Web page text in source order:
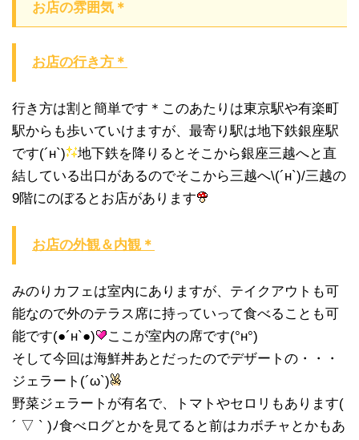
お店の雰囲気＊
お店の行き方＊
行き方は割と簡単です＊このあたりは東京駅や有楽町
駅からも歩いていけますが、最寄り駅は地下鉄銀座駅
です(´н`)
地下鉄を降りるとそこから銀座三越へと直
結している出口があるのでそこから三越へ\(´н`)/三越の
9階にのぼるとお店があります
お店の外観＆内観＊
みのりカフェは室内にありますが、テイクアウトも可
能なので外のテラス席に持っていって食べることも可
能です(●´н`●)
ここが室内の席です(°н°)
そして今回は海鮮丼あとだったのでデザートの・・・
ジェラート(´ω`)
野菜ジェラートが有名で、トマトやセロリもあります(
´ ▽ ` )ﾉ食べログとかを見てると前はカボチャとかもあ